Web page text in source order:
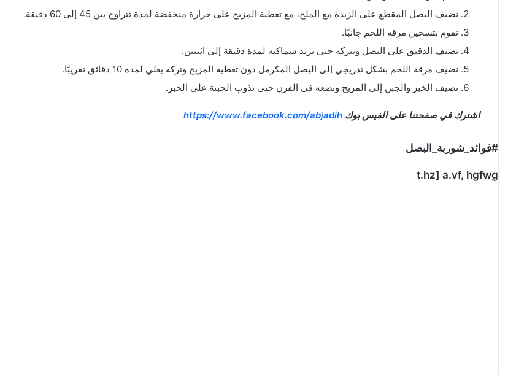
نضيف البصل المقطع على الزبدة مع الملح، مع تغطية المزيج على حرارة منخفضة لمدة تتراوح بين 45 إلى 60 دقيقة.
نقوم بتسخين مرقة اللحم جانبًا.
نضيف الدقيق على البصل ونتركه حتى تزيد سماكته لمدة دقيقة إلى اثنتين.
نضيف مرقة اللحم بشكل تدريجي إلى البصل المكرمل دون تغطية المزيج وتركه يغلي لمدة 10 دقائق تقريبًا.
نضيف الخبز والجبن إلى المزيج ونضعه في الفرن حتى تذوب الجبنة على الخبز.
اشترك في صفحتنا على الفيس بوكhttps://www.facebook.com/abjadih
#فوائد_شوربة_البصل
t.hz] a.vf, hgfwg